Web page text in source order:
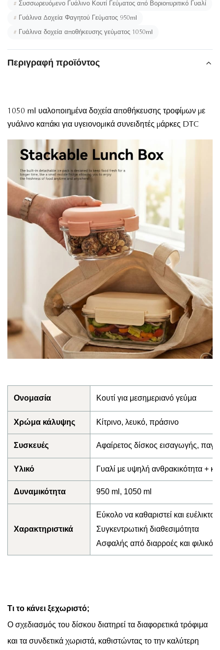
# Συσσωρευόμενο Γυάλινο Κουτί Γεύματος από Βοριοπυριτικό Γυαλί
# Γυάλινα Δοχεία Φαγητού Γεύματος 950ml
# Γυάλινα δοχεία αποθήκευσης γεύματος 1050ml
Περιγραφή προϊόντος
1050 ml υαλοποιημένα δοχεία αποθήκευσης τροφίμων με
γυάλινο καπάκι για υγειονομικά συνειδητές μάρκες DTC
Ονομασία Κουτί για μεσημεριανό γεύμα
Χρώμα κάλυψης Κίτρινο, λευκό, πράσινο
Συσκευές Αφαίρετος δίσκος εισαγωγής,
Υλικό Γυαλί με υψηλή ανθρακικότητα +
Δυναμικότητα 950 ml, 1050 ml
Χαρακτηριστικά
Εύκολο να καθαριστεί και ευέλικτο
Συγκεντρωτική διαθεσιμότητα
Ασφαλής από διαρροές και φιλικός
Τι το κάνει ξεχωριστό;
Ο σχεδιασμός του δίσκου διατηρεί τα διαφορετικά τρόφιμα
και τα συνδετικά χωριστά, καθιστώντας το την καλύτερη